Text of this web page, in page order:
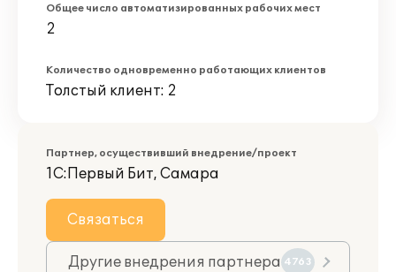
Общее число автоматизированных рабочих мест
2
Количество одновременно работающих клиентов
Толстый клиент: 2
Партнер, осуществивший внедрение/проект
1С:Первый Бит, Самара
Связаться
Другие внедрения партнера 4763